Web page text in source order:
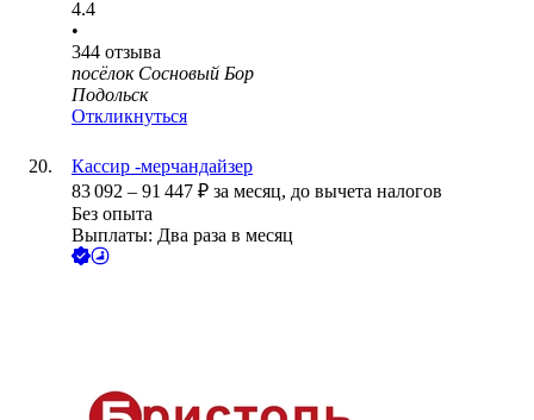
4.4
•
344 отзыва
посёлок Сосновый Бор
Подольск
Откликнуться
Кассир -мерчандайзер
83 092 – 91 447 ₽ за месяц, до вычета налогов
Без опыта
Выплаты: Два раза в месяц